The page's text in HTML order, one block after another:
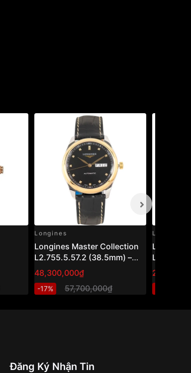
Longines
Longines Master Collection
L2.755.5.57.2 (38.5mm) –
Đồng hồ nam vàng 18K đính
kim cương, phong cách
Dress Watch Thụy Sỹ
48,300,000₫
-17% 57,700,000₫
Longines
Longines
Đăng Ký Nhận Tin